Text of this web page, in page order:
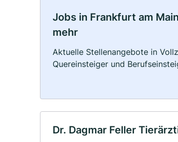
Jobs in Frankfurt am
mehr
Aktuelle Stellenangebote in
Quereinsteiger und
Dr. Dagmar Feller